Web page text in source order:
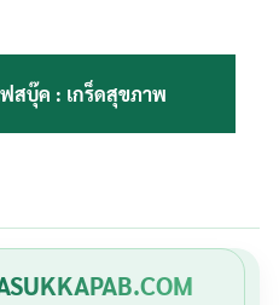
ฟสบุ๊ค : เกร็ดสุขภาพ